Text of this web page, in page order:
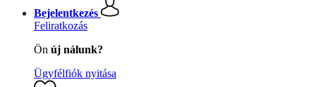
Bejelentkezés
Feliratkozás
Ön új nálunk?
Ügyfélfiók nyitása